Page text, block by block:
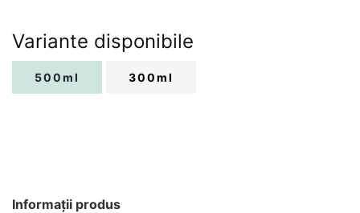
Variante disponibile
500ml 300ml
Informații produs